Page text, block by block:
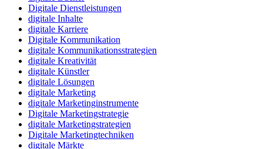
Digitale Dienstleistungen
digitale Inhalte
digitale Karriere
Digitale Kommunikation
digitale Kommunikationsstrategien
digitale Kreativität
digitale Künstler
digitale Lösungen
digitale Marketing
digitale Marketinginstrumente
Digitale Marketingstrategie
digitale Marketingstrategien
Digitale Marketingtechniken
digitale Märkte